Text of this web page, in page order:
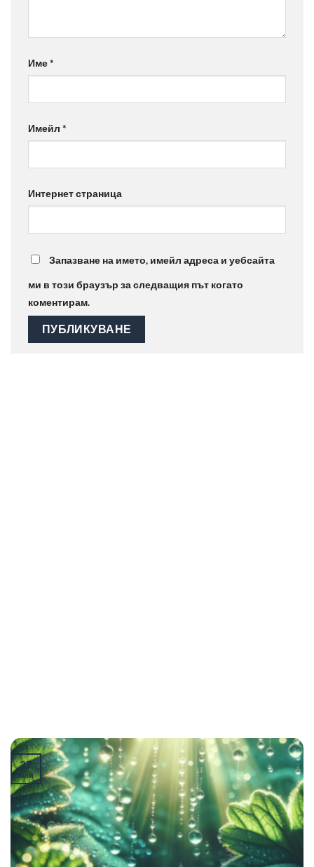
Име*
Имейл *
Интернет страница
Запазване на името, имейл адреса и уебсайта
ми в този браузър за следващия път когато
коментирам.
27
юли